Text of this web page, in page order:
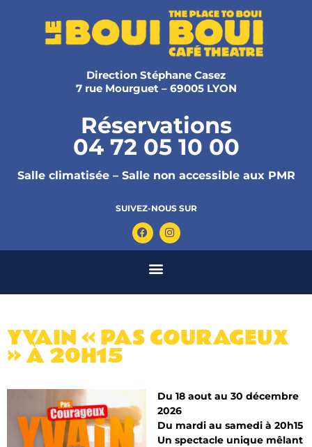
Direction Stéphane Casez
7 rue Mourguet – 69005 LYON
Réservations
04 72 05 10 00
Salle climatisée – Salle non accessible aux PMR
SUIVEZ-NOUS SUR
YVAIN « PAS COURAGEUX
» À 20H15
Du 18 aout au 30 décembre
2026
Du mardi au samedi à 20h15
Un spectacle unique mêlant